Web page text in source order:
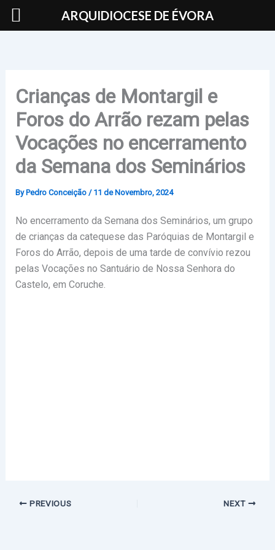
Skip
Crianças de Montargil e
Foros do Arrão rezam pelas
Vocações no encerramento
da Semana dos Seminários
By Pedro Conceição / 11 de Novembro, 2024
No encerramento da Semana dos Seminários, um grupo
de crianças da catequese das Paróquias de Montargil e
Foros do Arrão, depois de uma tarde de convívio rezou
pelas Vocações no Santuário de Nossa Senhora do
Castelo, em Coruche.
PREVIOUS NEXT
ARQUIDIOCESE DE ÉVORA